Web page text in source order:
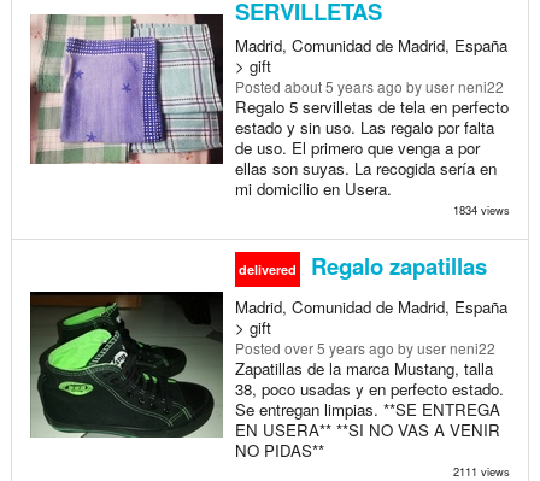
SERVILLETAS
Madrid, Comunidad de Madrid, España
> gift
Posted about 5 years ago by user neni22
Regalo 5 servilletas de tela en perfecto
estado y sin uso. Las regalo por falta
de uso. El primero que venga a por
ellas son suyas. La recogida sería en
mi domicilio en Usera.
1834 views
delivered Regalo zapatillas
Madrid, Comunidad de Madrid, España
> gift
Posted over 5 years ago by user neni22
Zapatillas de la marca Mustang, talla
38, poco usadas y en perfecto estado.
Se entregan limpias. **SE ENTREGA
EN USERA** **SI NO VAS A VENIR
NO PIDAS**
2111 views